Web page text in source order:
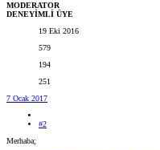
MODERATOR
DENEYİMLİ ÜYE
19 Eki 2016
579
194
251
7 Ocak 2017
#2
Merhaba;